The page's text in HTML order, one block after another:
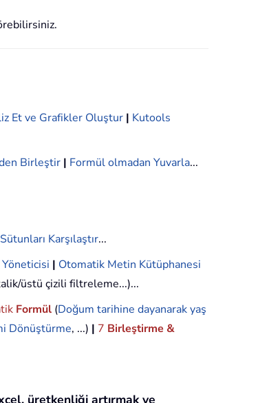
Et ve Grafikler Oluştur | Kutools
Birleştir | Formül olmadan Yuvarla...
Karşılaştır...
Yöneticisi | Otomatik Metin Kütüphanesi
üstü çizili filtreleme...)...
Formül (Doğum tarihine dayanarak yaş
Dönüştürme, ...) | 7 Birleştirme &
üretkenliği artırmak ve